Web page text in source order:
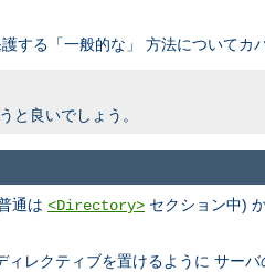
する「一般的な」 方法についてカ
と良いでしょう。
通は <Directory> セクション中)
レクティブを置けるように サー